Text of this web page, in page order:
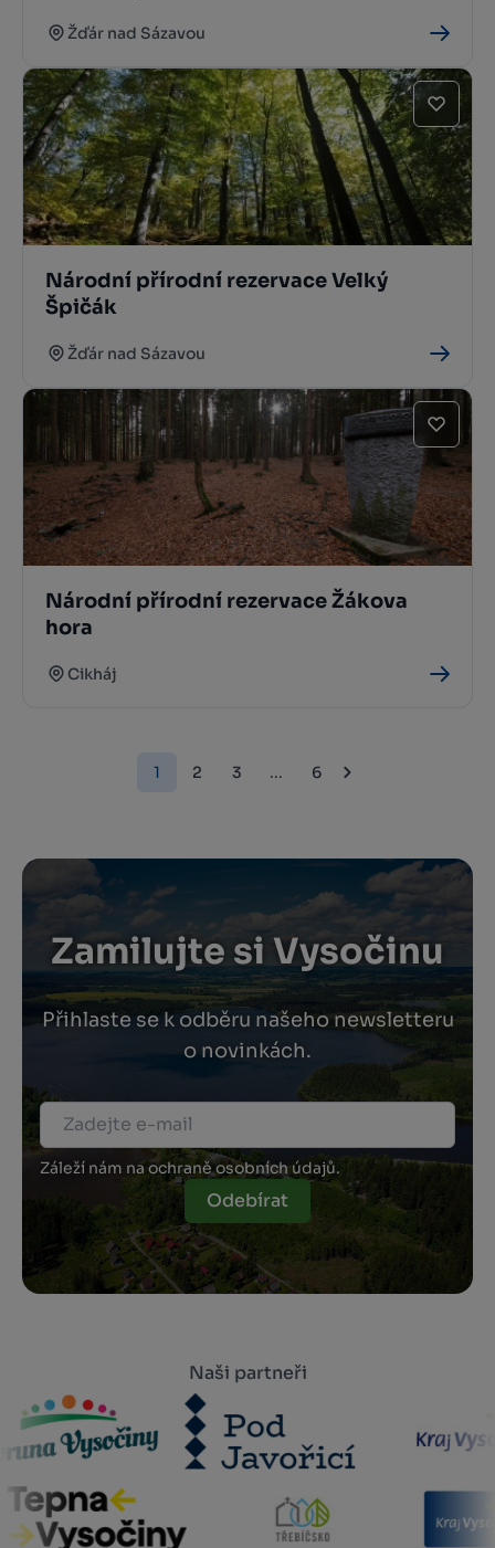
Žďár nad Sázavou
Národní přírodní rezervace Velký
Špičák
Žďár nad Sázavou
Národní přírodní rezervace Žákova
hora
Cikháj
1 2 3 ... 6
Zamilujte si Vysočinu
Přihlaste se k odběru našeho newsletteru
o novinkách.
Záleží nám na ochraně osobních údajů.
Odebírat
Naši partneři